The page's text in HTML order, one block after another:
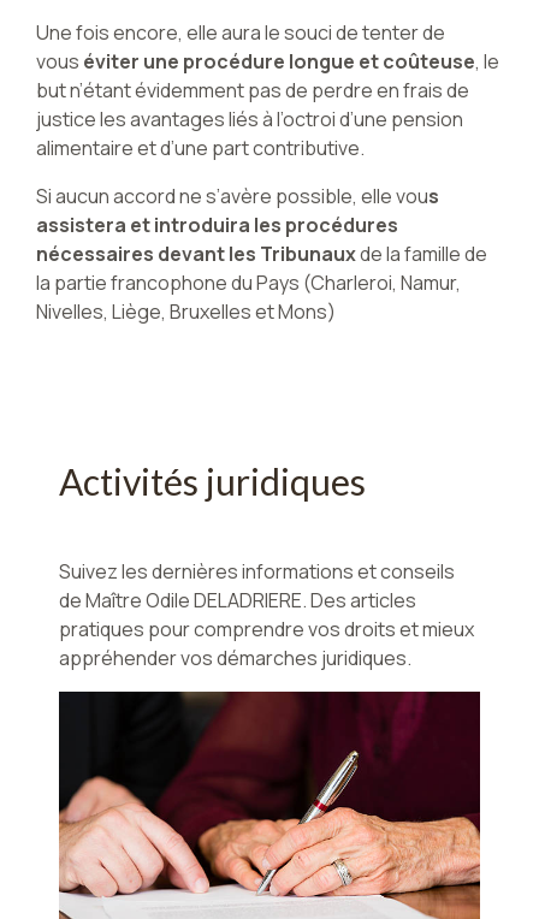
Une fois encore, elle aura le souci de tenter de
vous éviter une procédure longue et coûteuse, le
but n’étant évidemment pas de perdre en frais de
justice les avantages liés à l’octroi d’une pension
alimentaire et d’une part contributive.
Si aucun accord ne s’avère possible, elle vous
assistera et introduira les procédures
nécessaires devant les Tribunauxde la famille de
la partie francophone du Pays (Charleroi, Namur,
Nivelles, Liège, Bruxelles et Mons)
Activités juridiques
Suivez les dernières informations et conseils
de Maître Odile DELADRIERE. Des articles
pratiques pour comprendre vos droits et mieux
appréhender vos démarches juridiques.